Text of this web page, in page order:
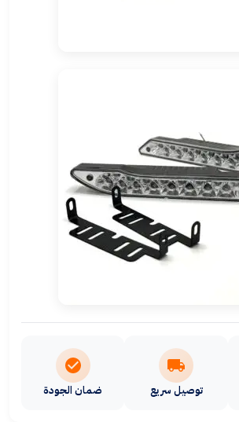
توصيل سريع ضمان الجودة